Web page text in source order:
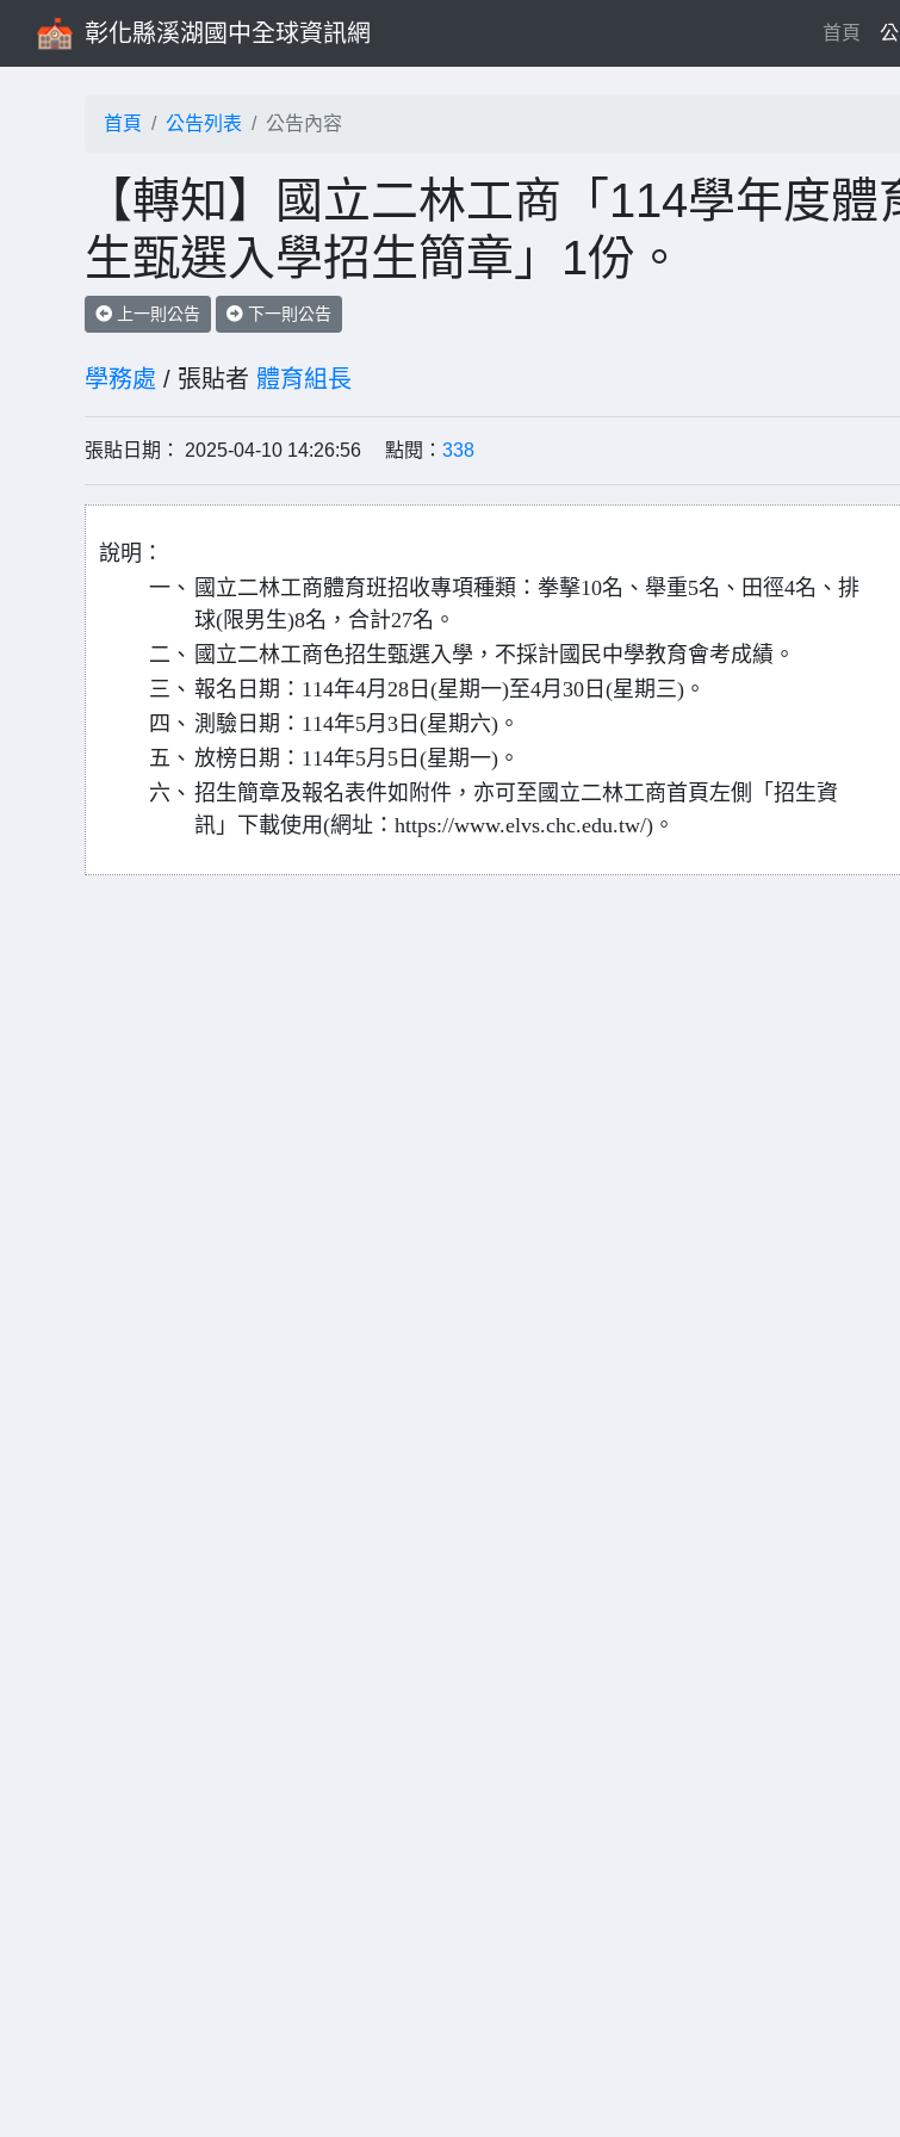
彰化縣溪湖國中全球資訊網 首頁
首頁 公告列表 公告內容
【轉知】國立二林工商「114學年度體
生甄選入學招生簡章」1份。
上一則公告 下一則公告
學務處 / 張貼者 體育組長
張貼日期： 2025-04-10 14:26:56 點閱： 338
說明：
一、 國立二林工商體育班招收專項種類：拳擊10名、舉重5名、田徑4名、排
球(限男生)8名，合計27名。
二、 國立二林工商色招生甄選入學，不採計國民中學教育會考成績。
三、 報名日期：114年4月28日(星期一)至4月30日(星期三)。
四、 測驗日期：114年5月3日(星期六)。
五、 放榜日期：114年5月5日(星期一)。
六、 招生簡章及報名表件如附件，亦可至國立二林工商首頁左側「招生資
訊」下載使用(網址：https://www.elvs.chc.edu.tw/)。